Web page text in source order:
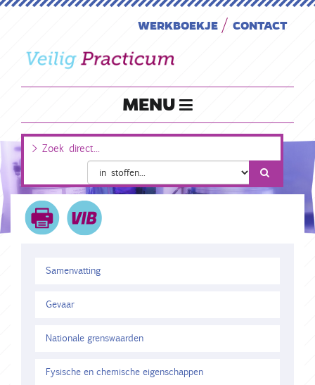
WERKBOEKJE CONTACT
MENU
Samenvatting
Gevaar
Nationale grenswaarden
Fysische en chemische eigenschappen